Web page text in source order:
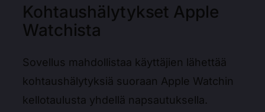
Kohtaushälytykset Apple
Watchista
Sovellus mahdollistaa käyttäjien lähettää
kohtaushälytyksiä suoraan Apple Watchin
kellotaulusta yhdellä napsautuksella.